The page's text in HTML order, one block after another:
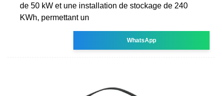
de 50 kW et une installation de stockage de 240
KWh, permettant un
WhatsApp